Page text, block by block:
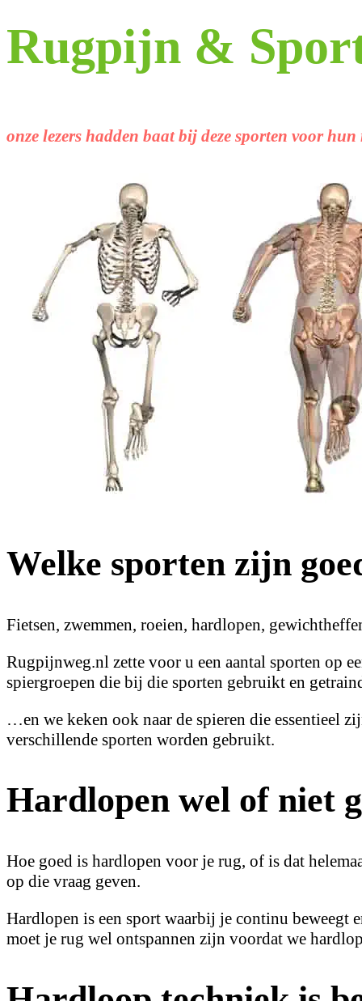
Rugpijn &
onze lezers hadden baat bij deze sporten voor
Welke sporten zijn
Fietsen, zwemmen, roeien, hardlopen,
Rugpijnweg.nl zette voor u een aantal sporten op
spiergroepen die bij die sporten gebruikt en
…en we keken ook naar de spieren die essentieel
verschillende sporten worden gebruikt.
Hardlopen wel of niet
Hoe goed is hardlopen voor je rug, of is dat
op die vraag geven.
Hardlopen is een sport waarbij je continu beweegt
moet je rug wel ontspannen zijn voordat we